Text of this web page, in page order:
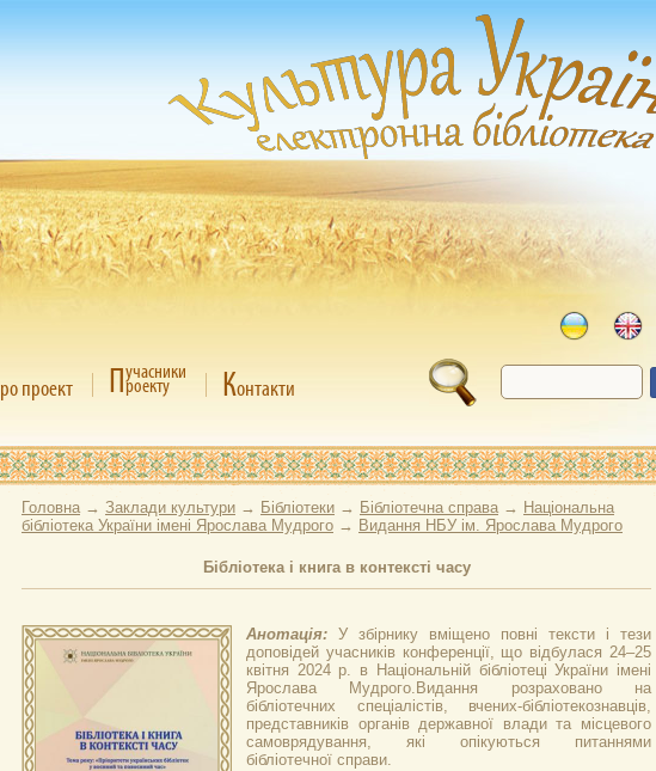
ро проект Пучасники
роекту Контакти
Головна → Заклади культури → Бібліотеки → Бібліотечна справа → Національна
бібліотека України імені Ярослава Мудрого → Видання НБУ ім. Ярослава Мудрого
Бібліотека і книга в контексті часу
Анотація: У збірнику вміщено повні тексти і тези
доповідей учасників конференції, що відбулася 24–25
квітня 2024 р. в Національній бібліотеці України імені
Ярослава Мудрого.Видання розраховано на
бібліотечних спеціалістів, вчених-бібліотекознавців,
представників органів державної влади та місцевого
самоврядування, які опікуються питаннями
бібліотечної справи.